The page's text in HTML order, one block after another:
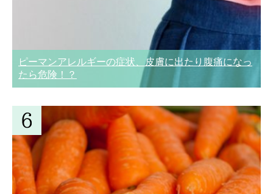
ピーマンアレルギーの症状、皮膚に出たり腹痛になっ
たら危険！？